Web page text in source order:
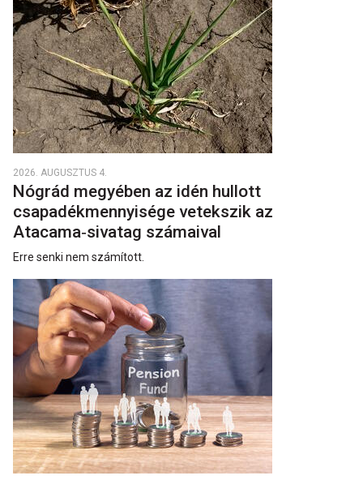
2026. AUGUSZTUS 4.
Nógrád megyében az idén hullott
csapadékmennyisége vetekszik az
Atacama‑sivatag számaival
Erre senki nem számított.